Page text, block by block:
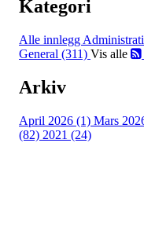
Kategori
Alle innlegg
General (311) Vis alle
Arkiv
April 2026 (1) Mars
(82) 2021 (24)